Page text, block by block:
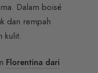
Dalam boisé
dan rempah
kulit.
Florentina dari